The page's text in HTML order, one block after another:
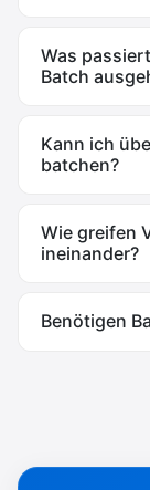
Was
Batch
Kann ich
batchen?
Wie greifen
ineinander?
Benötigen